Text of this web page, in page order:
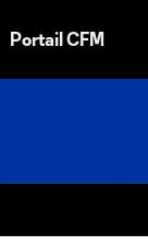
Portail CFM